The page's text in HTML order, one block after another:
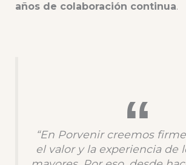
años de colaboración continua.
“En Porvenir creemos
el valor y la experiencia de